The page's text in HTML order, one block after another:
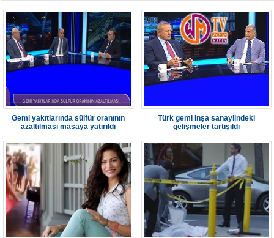
Gemi yakıtlarında sülfür oranının
azaltılması masaya yatırıldı
Türk gemi inşa sanayiindeki
gelişmeler tartışıldı